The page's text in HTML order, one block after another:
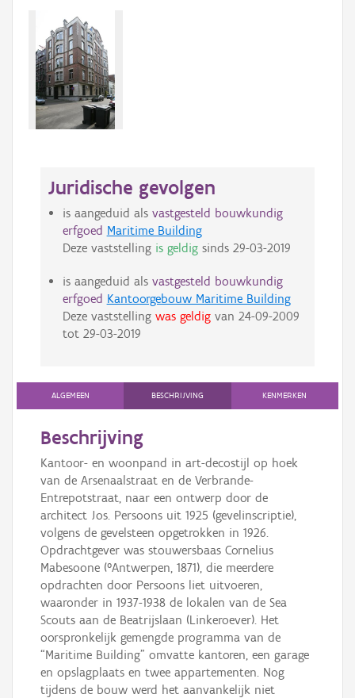
Juridische gevolgen
is aangeduid als vastgesteld bouwkundig
erfgoed Maritime Building
Deze vaststelling is geldigsinds 29-03-2019
is aangeduid als vastgesteld bouwkundig
erfgoed Kantoorgebouw Maritime Building
Deze vaststelling was geldigvan 24-09-2009
tot 29-03-2019
ALGEMEEN BESCHRIJVING KENMERKEN
Beschrijving
Kantoor- en woonpand in art-decostijl op hoek
van de Arsenaalstraat en de Verbrande-
Entrepotstraat, naar een ontwerp door de
architect Jos. Persoons uit 1925 (gevelinscriptie),
volgens de gevelsteen opgetrokken in 1926.
Opdrachtgever was stouwersbaas Cornelius
Mabesoone (°Antwerpen, 1871), die meerdere
opdrachten door Persoons liet uitvoeren,
waaronder in 1937-1938 de lokalen van de Sea
Scouts aan de Beatrijslaan (Linkeroever). Het
oorspronkelijk gemengde programma van de
“Maritime Building” omvatte kantoren, een garage
en opslagplaats en twee appartementen. Nog
tijdens de bouw werd het aanvankelijk niet